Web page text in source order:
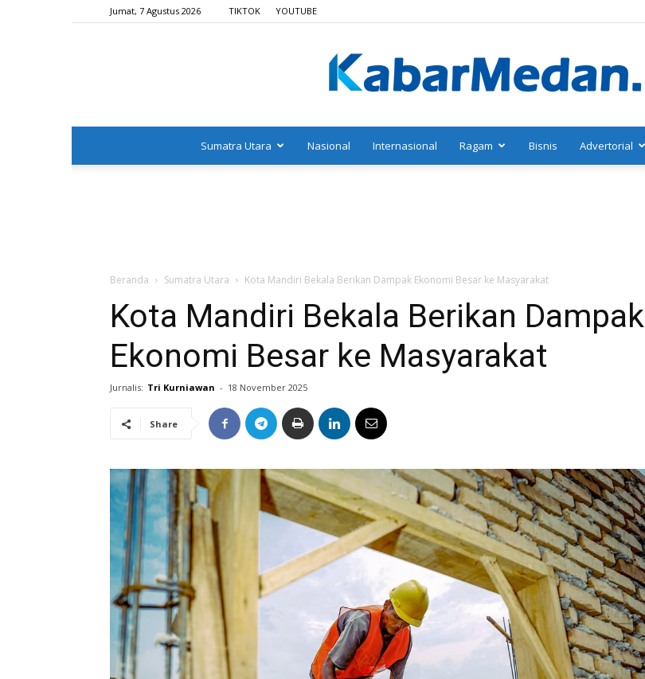
Jumat, 7 Agustus 2026 TIKTOK YOUTUBE
Sumatra Utara Nasional Internasional Ragam Bisnis Advertorial
Beranda Sumatra Utara Kota Mandiri Bekala Berikan Dampak Ekonomi Besar ke Masyarakat
Kota Mandiri Bekala Berikan Dampak
Ekonomi Besar ke Masyarakat
Jurnalis: Tri Kurniawan - 18 November 2025
Share